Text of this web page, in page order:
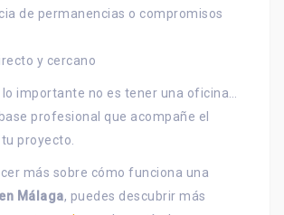
de permanencias o compromisos
y cercano
lo importante no es tener una oficina…
profesional que acompañe el
proyecto.
más sobre cómo funciona una
Málaga, puedes descubrir más